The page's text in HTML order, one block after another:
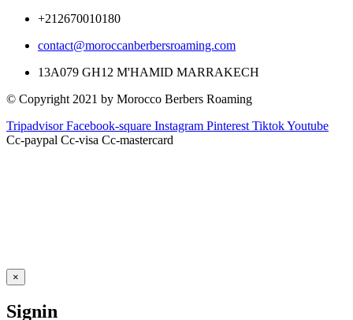
+212670010180
contact@moroccanberbersroaming.com
13A079 GH12 M'HAMID MARRAKECH
© Copyright 2021 by Morocco Berbers Roaming
Tripadvisor Facebook-square Instagram Pinterest TiktokYoutube
Cc-paypal Cc-visa Cc-mastercard
×
Signin